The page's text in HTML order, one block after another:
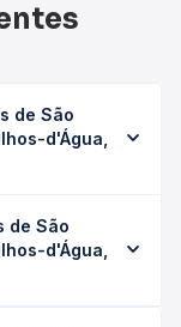
de São
d'Água,
5h 10min,
de serviço
de
de São
d'Água,